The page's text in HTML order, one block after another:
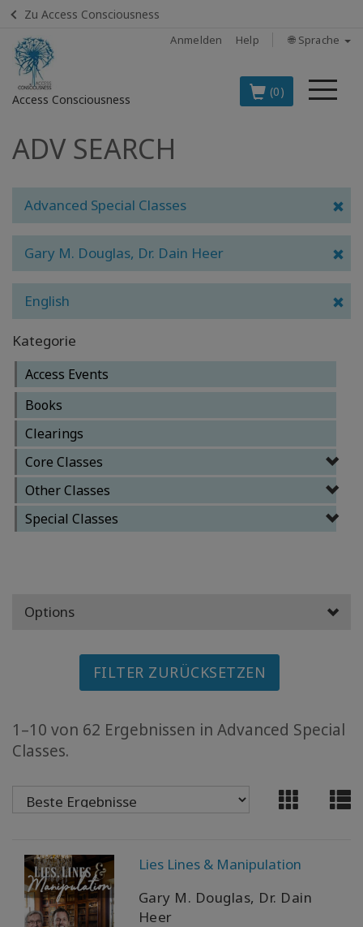
Zu Access Consciousness
Anmelden Help 🌐 Sprache
Access Consciousness
(0)
Bei
Konto
SPITZENARTIKEL
AUF DEUTSCH
CLASSES
MEMBERSHIPS
ACCESSORIES
YOUR
BUSINESS
ADV
SEARCH
Sprache
SUCHE
ADV SEARCH
Advanced Special Classes
Gary M. Douglas, Dr. Dain Heer
English
Kategorie
Access Events
Books
Clearings
Core Classes
Other Classes
Special Classes
Options
FILTER ZURÜCKSETZEN
1–10 von 62 Ergebnissen in Advanced Special
Classes.
Lies Lines & Manipulation
Gary M. Douglas, Dr. Dain
Heer